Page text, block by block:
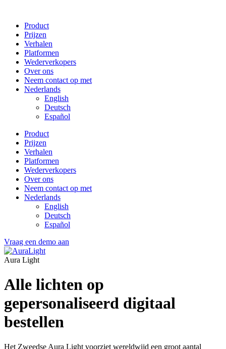
inhoudProduct
Prijzen
Verhalen
Platformen
Wederverkopers
Over ons
Neem contact op met
Nederlands
English
Deutsch
Español
Product
Prijzen
Verhalen
Platformen
Wederverkopers
Over ons
Neem contact op met
Nederlands
English
Deutsch
Español
Vraag een demo aan
Aura Light
Alle lichten op
gepersonaliseerd digitaal
bestellen
Het Zweedse Aura Light voorziet wereldwijd een groot aantal